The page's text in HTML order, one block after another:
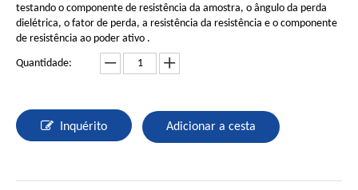
testando o componente de resistência da amostra, o ângulo da perda
dielétrica, o fator de perda, a resistência da resistência e o componente
de resistência ao poder ativo .
Quantidade:
Inquérito Adicionar a cesta